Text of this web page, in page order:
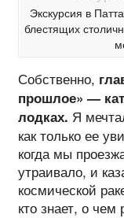
Экскурсия в
блестящих
Собственно,
прошлое» —
лодках. Я
как только ее
когда мы
утраивало, и
космической
кто знает, о чем